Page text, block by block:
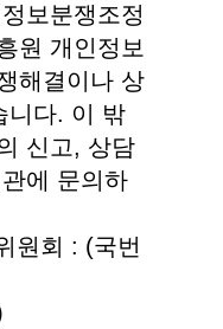
보분쟁조정
원 개인정보
해결이나 상
니다. 이 밖
신고, 상담
에 문의하
원회 : (국번